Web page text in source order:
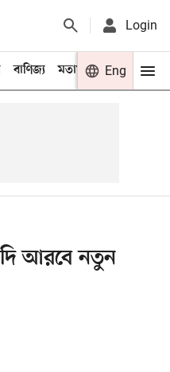
Login
বাণিজ্য মতামত খেলা
Eng
আরবে নতুন